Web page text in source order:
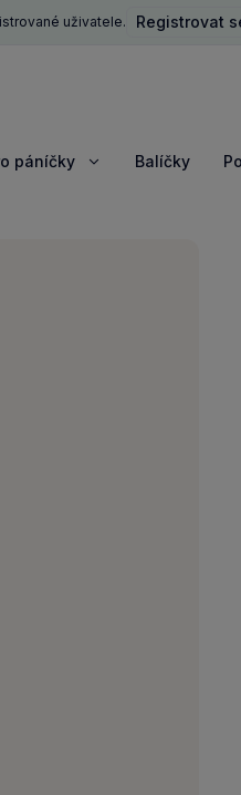
uživatele. Registrovat
páníčky
ZobrazitBalíčky